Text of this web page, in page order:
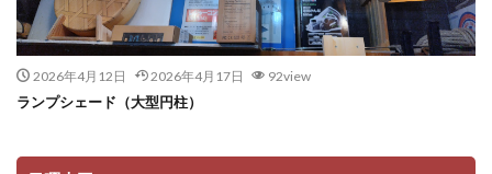
2026年4月12日 2026年4月17日 92view
ランプシェード（大型円柱）